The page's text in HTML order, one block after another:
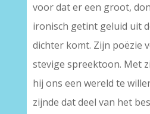
voor dat er een groot,
ironisch getint geluid uit
dichter komt. Zijn poëzie
stevige spreektoon. Met
hij ons een wereld te
zijnde dat deel van het